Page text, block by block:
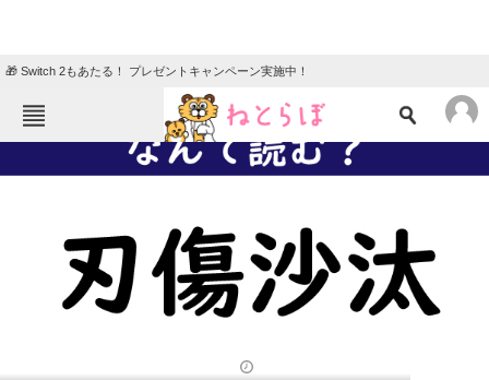
🎁 Switch 2もあたる！ プレゼントキャンペーン実施中！
ねとらぼメニュー
TOP ニュース
地域
教育・育児